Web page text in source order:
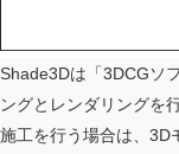
Shade3Dは「3DCGソ
ングとレンダリングを
施工を行う場合は、3D